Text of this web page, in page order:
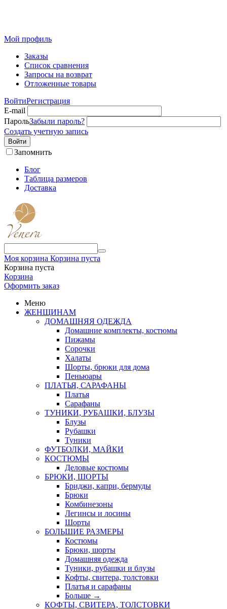
Мой профиль
Заказы
Список сравнения
Запросы на возврат
Отложенные товары
ВойтиРегистрация
E-mail
ПарольЗабыли пароль?
Создать учетную запись
Войти
Запомнить
Блог
Таблица размеров
Доставка
Моя корзина Корзина пуста
Корзина пуста
Корзина
Оформить заказ
Меню
ЖЕНЩИНАМ
ДОМАШНЯЯ ОДЕЖДА
Домашние комплекты, костюмы
Пижамы
Сорочки
Халаты
Шорты, брюки для дома
Пеньюары
ПЛАТЬЯ, САРАФАНЫ
Платья
Сарафаны
ТУНИКИ, РУБАШКИ, БЛУЗЫ
Блузы
Рубашки
Туники
ФУТБОЛКИ, МАЙКИ
КОСТЮМЫ
Деловые костюмы
БРЮКИ, ШОРТЫ
Бриджи, капри, бермуды
Брюки
Комбинезоны
Легинсы и лосины
Шорты
БОЛЬШИЕ РАЗМЕРЫ
Костюмы
Брюки, шорты
Домашняя одежда
Туники, рубашки и блузы
Кофты, свитера, толстовки
Платья и сарафаны
Больше →
КОФТЫ, СВИТЕРА, ТОЛСТОВКИ